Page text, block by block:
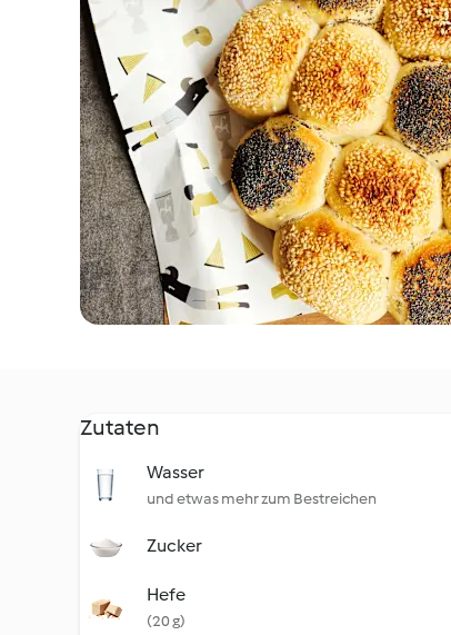
Zutaten
Wasser
und etwas mehr zum Bestreichen
Zucker
Hefe
(20 g)